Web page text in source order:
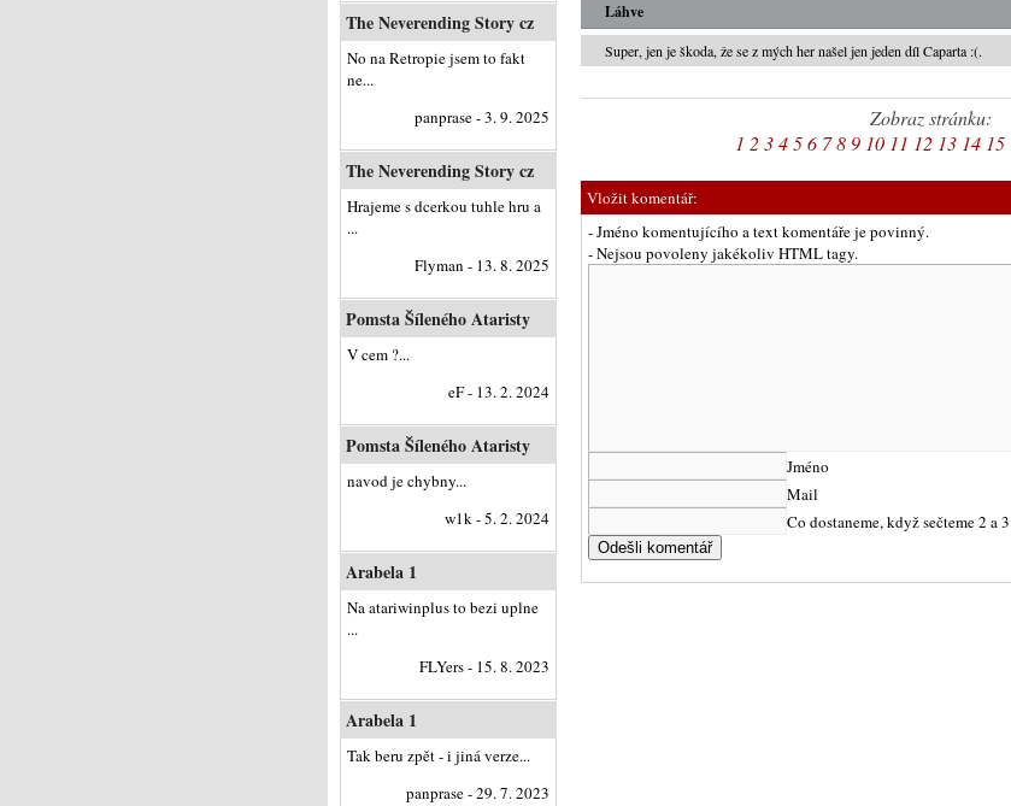
Láhve
Super, jen je škoda, že se z mých her našel jen jeden díl Caparta :(.
Zobraz stránku:
1 23456 78 9 10 11 12 13 14 15
Vložit komentář:
- Jméno komentujícího a text komentáře je povinný.
- Nejsou povoleny jakékoliv HTML tagy.
Jméno
Mail
Co dostaneme, když sečteme 2 a 3
The Neverending Story cz
No na Retropie jsem to fakt
ne...
panprase - 3. 9. 2025
The Neverending Story cz
Hrajeme s dcerkou tuhle hru a
...
Flyman - 13. 8. 2025
Pomsta Šíleného Ataristy
V cem ?...
eF - 13. 2. 2024
Pomsta Šíleného Ataristy
navod je chybny...
w1k - 5. 2. 2024
Arabela 1
Na atariwinplus to bezi uplne
...
FLYers - 15. 8. 2023
Arabela 1
Tak beru zpět - i jiná verze...
panprase - 29. 7. 2023